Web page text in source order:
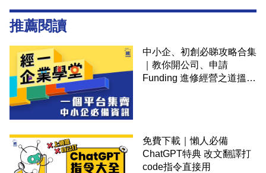
推薦閱讀
中小企、初創必睇攻略合集
｜教你開公司、申請
Funding 進修經營之道搵大
免費下載｜懶人必備
ChatGPT特典 改文翻譯打
code指令直接用